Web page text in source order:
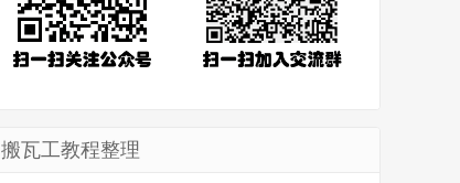
搬瓦工教程整理